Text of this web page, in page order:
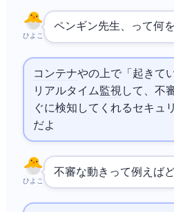
ひよこ
ペンギン先生、Falcoって
コンテナやの上で「起きて
リアルタイム監視して、不
ぐに検知してくれるセキュ
だよ
ひよこ
不審な動きって例えば